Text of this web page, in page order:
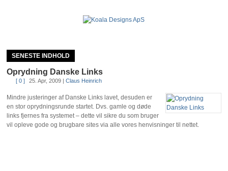
SENESTE INDHOLD
Oprydning Danske Links
[ 0 ] 25. Apr, 2009 |Claus Heinrich
Mindre justeringer af Danske Links lavet, desuden er
en stor oprydningsrunde startet. Dvs. gamle og døde
links fjernes fra systemet – dette vil sikre du som bruger
vil opleve gode og brugbare sites via alle vores henvisninger til nettet.